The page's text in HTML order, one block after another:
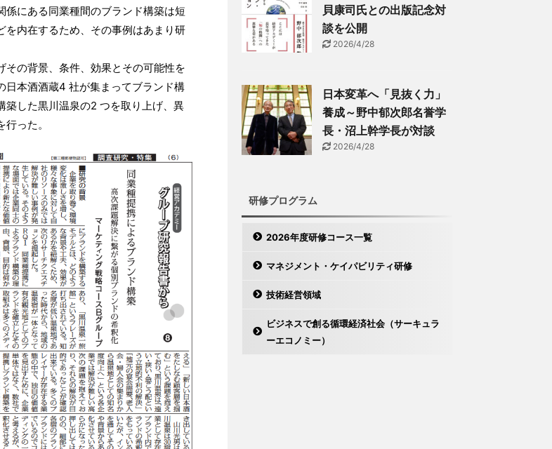
にある同業種間のブランド構築は短
を内在するため、その事例はあまり研
の背景、条件、効果とその可能性を
日本酒酒蔵4 社が集まってブランド構
築した黒川温泉の2 つを取り上げ、異
った。
貝康司氏との出版記念対
談を公開
2026/4/28
日本変革へ「見抜く力」
養成～野中郁次郎名誉学
長・沼上幹学長が対談
2026/4/28
研修プログラム
2026年度研修コース一覧
マネジメント・ケイパビリティ研修
技術経営領域
ビジネスで創る循環経済社会（サーキュラ
ーエコノミー）